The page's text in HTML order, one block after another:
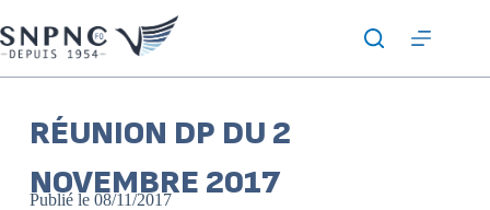
RÉUNION DP DU 2
NOVEMBRE 2017
Publié le 08/11/2017